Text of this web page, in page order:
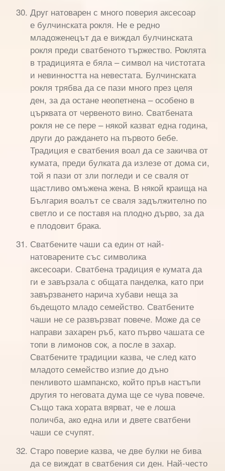
Друг натоварен с много поверия аксесоар
е булчинската рокля. Не е редно
младоженецът да е виждал булчинската
рокля преди сватбеното тържество. Роклята
в традицията е бяла – символ на чистотата
и невинността на невестата. Булчинската
рокля трябва да се пази много през целя
ден, за да остане неопетнена – особено в
църквата от червеното вино. Сватбената
рокля не се пере – някой казват една година,
други до раждането на първото бебе.
Традиция е сватбения воал да се закичва от
кумата, преди булката да излезе от дома си,
той я пази от зли погледи и се сваля от
щастливо омъжена жена. В някой краища на
България воалът се сваля задължително по
светло и се поставя на плодно дърво, за да
е плодовит брака.
Сватбените чаши са един от най-
натоварените със символика
аксесоари. Сватбена традиция е кумата да
ги е завързала с общата панделка, като при
завързването нарича хубави неща за
бъдещото младо семейство. Сватбените
чаши не се развързват повече. Може да се
направи захарен ръб, като първо чашата се
топи в лимонов сок, а после в захар.
Сватбените традиции казва, че след като
младото семейство изпие до дъно
пенливото шампанско, който пръв настъпи
другия то неговата дума ще се чува повече.
Също така хората вярват, че е лоша
поличба, ако една или и двете сватбени
чаши се счупят.
Старо поверие казва, че две булки не бива
да се виждат в сватбения си ден. Най-често